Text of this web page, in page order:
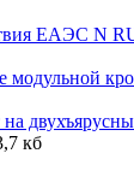
ЕАЭС N
модульной
кб